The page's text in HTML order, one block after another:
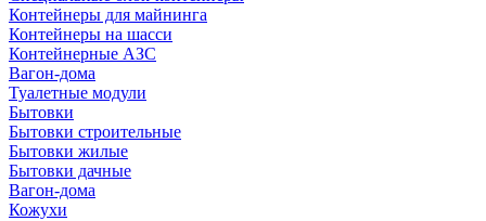
Контейнеры для майнинга
Контейнеры на шасси
Контейнерные АЗС
Вагон-дома
Туалетные модули
Бытовки
Бытовки строительные
Бытовки жилые
Бытовки дачные
Вагон-дома
Кожухи